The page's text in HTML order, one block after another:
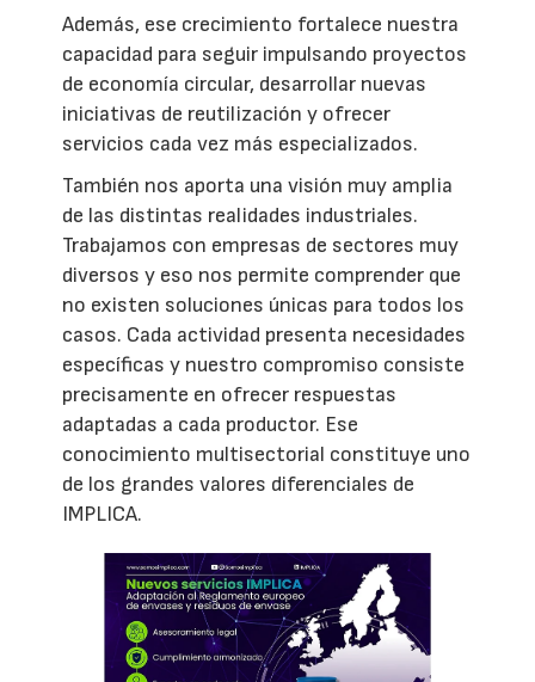
Además, ese crecimiento fortalece nuestra
capacidad para seguir impulsando proyectos
de economía circular, desarrollar nuevas
iniciativas de reutilización y ofrecer
servicios cada vez más especializados.
También nos aporta una visión muy amplia
de las distintas realidades industriales.
Trabajamos con empresas de sectores muy
diversos y eso nos permite comprender que
no existen soluciones únicas para todos los
casos. Cada actividad presenta necesidades
específicas y nuestro compromiso consiste
precisamente en ofrecer respuestas
adaptadas a cada productor. Ese
conocimiento multisectorial constituye uno
de los grandes valores diferenciales de
IMPLICA.